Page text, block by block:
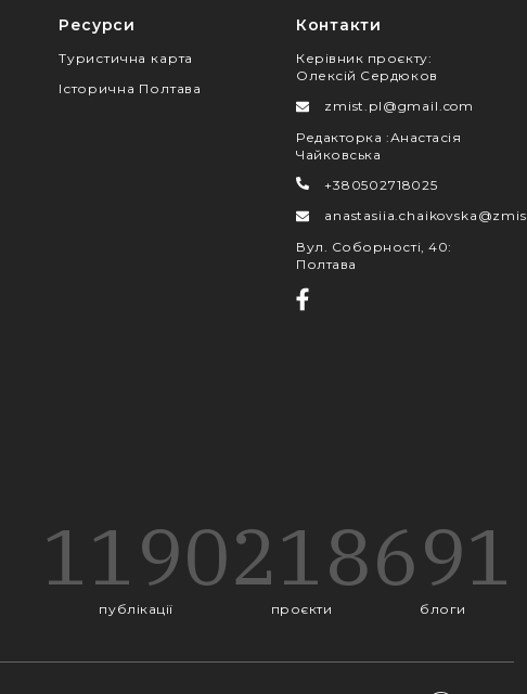
Ресурси
Туристична карта
Історична Полтава
Контакти
Керівник проєкту:
Олексій Сердюков
zmist.pl@gmail.com
Редакторка :Анастасія
Чайковська
+380502718025
Вул. Соборності, 40:
Полтава
1190
публікації
218
проєкти
691
блоги